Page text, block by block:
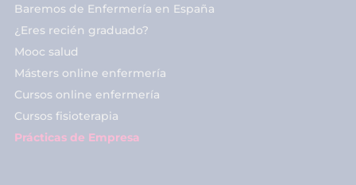
Baremos de Enfermería en España
¿Eres recién graduado?
Mooc salud
Másters online enfermería
Cursos online enfermería
Cursos fisioterapia
Prácticas de Empresa